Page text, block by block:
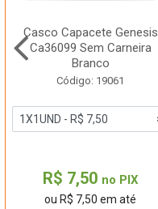
Casco Capacete Genesis
Ca36099 Sem Carneira
Branco
Código: 19061
R$ 7,50 no PIX
ou R$ 7,50 em até